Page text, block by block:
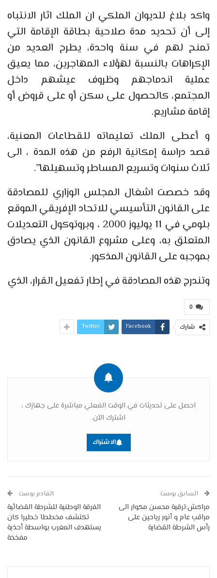
واكد بلاغ للديوان الملكي ان الملك اثار الانتباه
إلى أن تحديد مدة صلاحية بطاقة الإقامة التي
تمنح لهم في سنة واحدة، يطرح العديد من
الإكراهات بالنسبة لهؤلاء المهاجرين، مما يعيق
عملية اندماجهم وظروف عيشهم داخل
المجتمع، كالحصول على سكن أو على قروض أو
إقامة مشاريع.
و أعطى الملك تعليماته للقطاعات المعنية،
قصد دراسة إمكانية الرفع من هذه المدة ، الى
ثلاث سنوات وتسريع المساطر وتسهيلها”.
وقد خصصت اشغال المجلس الوزاري للمصادقة
على القانون التأسيسي للاتحاد الإفريقي الموقع
بلومي في 11 يوليوز 2000 ، وبروتوكول التعديلات
المتعلق به، وعلى مشروع القانون الذي يصادق
بموجبه على القانون المذكور.
وتندرج هذه المصادقة في إطار تفعيل القرار، الذي
0
شارك Facebook
Twitter
احصل على تحديثات في الوقت الفعلي مباشرة على جهازك ،
اشترك الآن.
الاشتراك
السابق بوست
مراكش:ترقية محسن مكوار الى
مراقب عام و أنور رياحين على
رأس الشرطة القضاية
القادم بوست
الفرقة الوطنية للشرطة القضائية
تكتشف مخططا خطيرا كان
يستهدف المغرب بواسطة أحذية
مفخخة